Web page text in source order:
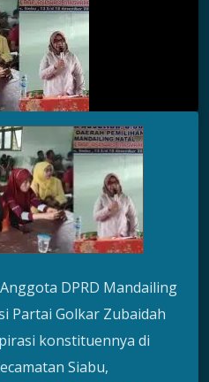
DPRD Mandailing
Partai Golkar Zubaidah
konstituennya di
Siabu,